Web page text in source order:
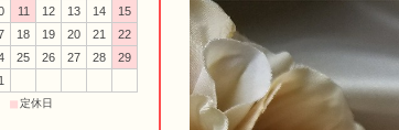
11 12 13 14
15
18 19 20 21
22
25 26 27 28
29
■定休日